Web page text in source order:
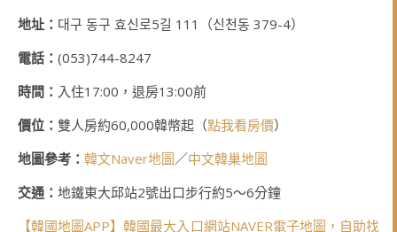
地址： 대구 동구 효신로5길 111（신천동 379-4）
電話： (053)744-8247
時間： 入住17:00，退房13:00前
價位： 雙人房約60,000韓幣起（點我看房價）
地圖參考： 韓文Naver地圖／中文韓巢地圖
交通： 地鐵東大邱站2號出口步行約5～6分鐘
【韓國地圖APP】韓國最大入口網站NAVER電子地圖，自助找